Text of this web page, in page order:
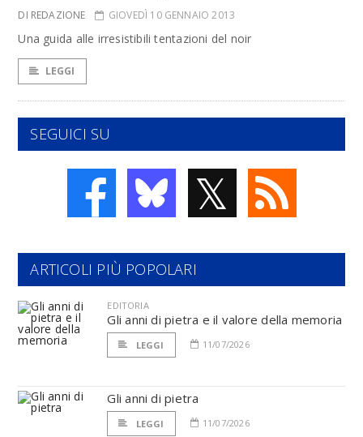
DI REDAZIONE GIOVEDÌ 10 GENNAIO 2013
Una guida alle irresistibili tentazioni del noir
LEGGI
SEGUICI SU
𝕏
ARTICOLI PIÙ POPOLARI
EDITORIA
Gli anni di pietra e il valore della memoria
LEGGI 11/07/2026
Gli anni di pietra
LEGGI 11/07/2026